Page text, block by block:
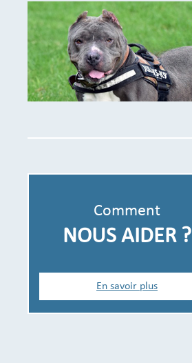
Comment
NOUS AIDER ?
En savoir plus